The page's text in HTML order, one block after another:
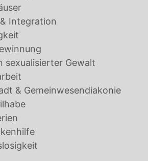
Integration
sexualisierter Gewalt
& Gemeinwesendiakonie